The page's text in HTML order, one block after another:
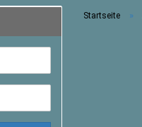
Startseite »